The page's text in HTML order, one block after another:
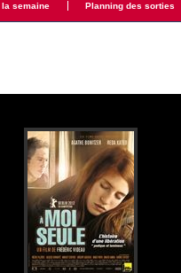
semaine Planning des sorties